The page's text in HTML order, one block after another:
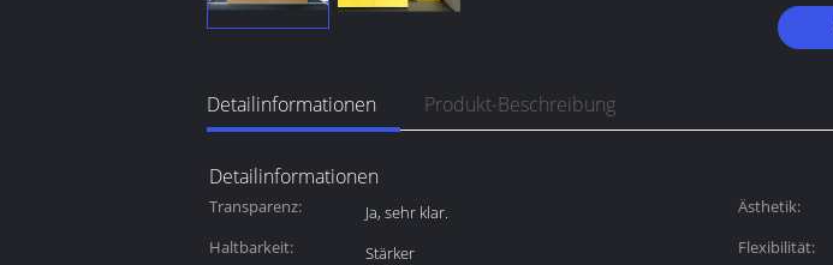
Detailinformationen Produkt-Beschreibung
Detailinformationen
Transparenz: Ja, sehr klar. Ästhetik:
Haltbarkeit:
Stärker Flexibilität: